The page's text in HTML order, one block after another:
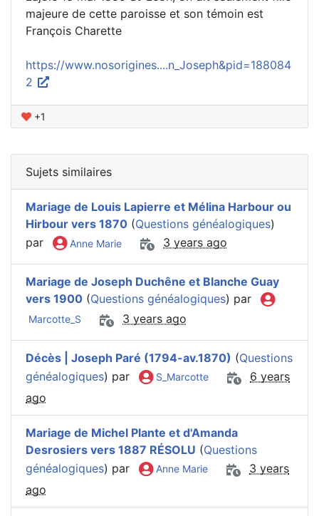
majeure de cette paroisse et son témoin est
François Charette
https://www.nosorigines....n_Joseph&pid=188084
2
+1
Sujets similaires
Mariage de Louis Lapierre et Mélina Harbour ou
Hirbour vers 1870 (Questions généalogiques)
par
Anne Marie 3 years ago
Mariage de Joseph Duchêne et Blanche Guay
vers 1900 (Questions généalogiques) par
Marcotte_S 3 years ago
Décès | Joseph Paré (1794-av.1870) (Questions
généalogiques) par S_Marcotte
6 years
ago
Mariage de Michel Plante et d'Amanda
Desrosiers vers 1887 RÉSOLU (Questions
généalogiques) par Anne Marie
3 years
ago